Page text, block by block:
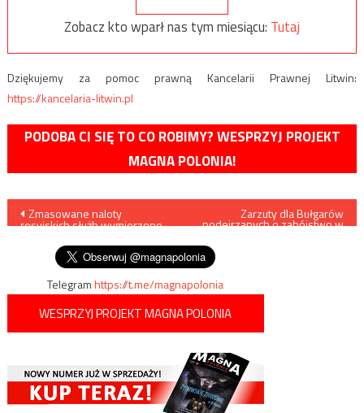
Zobacz kto wparł nas tym miesiącu: Tutaj
Dziękujemy za pomoc prawną Kancelarii Prawnej Litwin:
https://kancelaria-litwin.pl
PODOBA CI SIĘ TO CO ROBIMY? WESPRZYJ PROJEKT
MAGNA POLONIA!
Nawigacja
wpisu
Zmasowane naloty
rosyjskich służb wymierzone
Zarzuty dla Bułgarów
podejrzanych o zabójstwo w
Telegramhttps://t.me/magnapolonia
WESPRZYJ PROJEKT MAGNA POLONIA